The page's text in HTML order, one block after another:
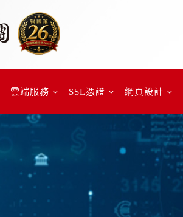
雲端服務 SSL憑證 網頁設計